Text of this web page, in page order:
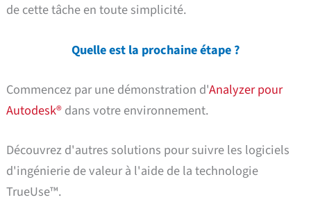
de cette tâche en toute simplicité.
Quelle est la prochaine étape ?
Commencez par une démonstration d'Analyzer pour
Autodesk®dans votre environnement.
Découvrez d'autres solutions pour suivre les logiciels
d'ingénierie de valeur à l'aide de la technologie
TrueUse™.